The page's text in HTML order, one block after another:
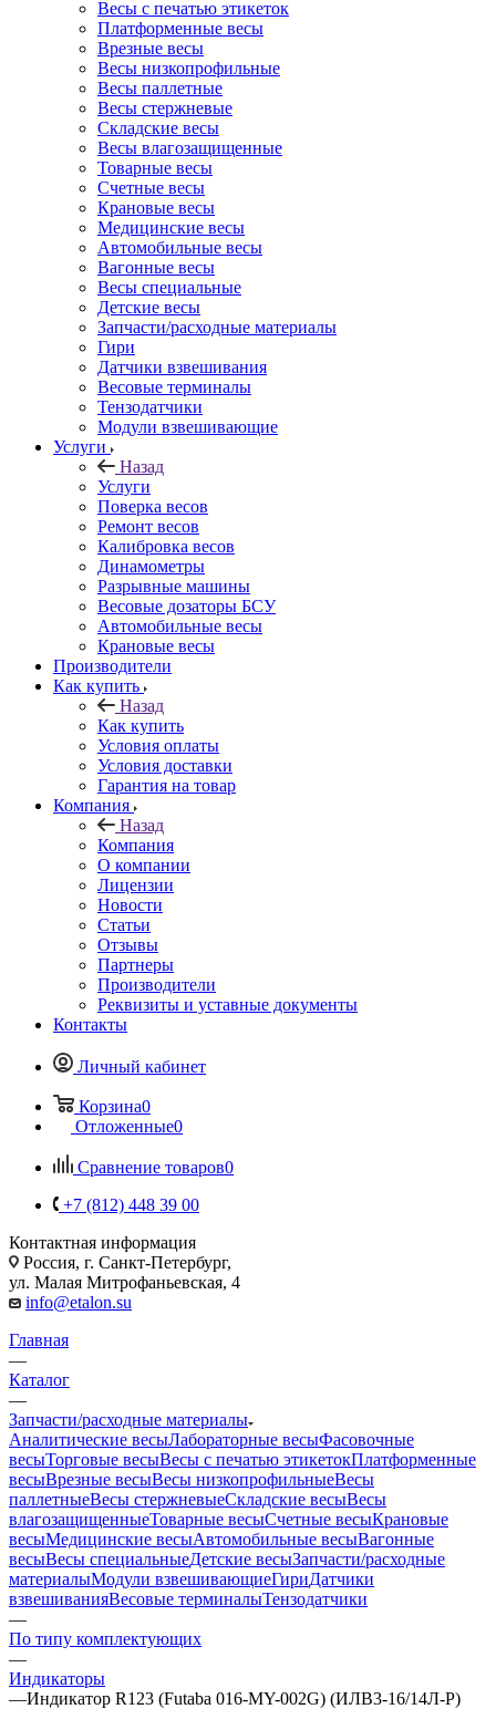
Весы с печатью этикеток
Платформенные весы
Врезные весы
Весы низкопрофильные
Весы паллетные
Весы стержневые
Складские весы
Весы влагозащищенные
Товарные весы
Счетные весы
Крановые весы
Медицинские весы
Автомобильные весы
Вагонные весы
Весы специальные
Детские весы
Запчасти/расходные материалы
Гири
Датчики взвешивания
Весовые терминалы
Тензодатчики
Модули взвешивающие
Услуги
Назад
Услуги
Поверка весов
Ремонт весов
Калибровка весов
Динамометры
Разрывные машины
Весовые дозаторы БСУ
Автомобильные весы
Крановые весы
Производители
Как купить
Назад
Как купить
Условия оплаты
Условия доставки
Гарантия на товар
Компания
Назад
Компания
О компании
Лицензии
Новости
Статьи
Отзывы
Партнеры
Производители
Реквизиты и уставные документы
Контакты
Личный кабинет
Корзина0
Отложенные0
Сравнение товаров0
+7 (812) 448 39 00
Контактная информация
Россия, г. Санкт-Петербург,
ул. Малая Митрофаньевская, 4
info@etalon.su
Главная
—
Каталог
—
Запчасти/расходные материалы
Аналитические весыЛабораторные весыФасовочные
весыТорговые весыВесы с печатью этикетокПлатформенные
весыВрезные весыВесы низкопрофильныеВесы
паллетныеВесы стержневыеСкладские весыВесы
влагозащищенныеТоварные весыСчетные весыКрановые
весыМедицинские весыАвтомобильные весыВагонные
весыВесы специальныеДетские весыЗапчасти/расходные
материалыМодули взвешивающиеГириДатчики
взвешиванияВесовые терминалыТензодатчики
—
По типу комплектующих
—
Индикаторы
—Индикатор R123 (Futaba 016-MY-002G) (ИЛВ3-16/14Л-Р)